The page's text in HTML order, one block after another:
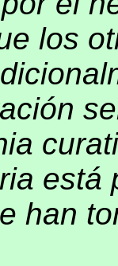
los
está
han